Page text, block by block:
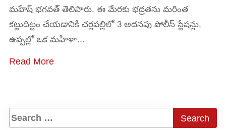
మహేష్ భగవత్ తెలిపారు. ఈ మేరకు భద్రతను మరింత
కట్టుదిట్టం చేయడానికి చర్లపల్లిలో 3 అదనపు పోలీస్ స్టేషన్లు,
ఉప్పల్లో ఒక మహిళా…
Read More